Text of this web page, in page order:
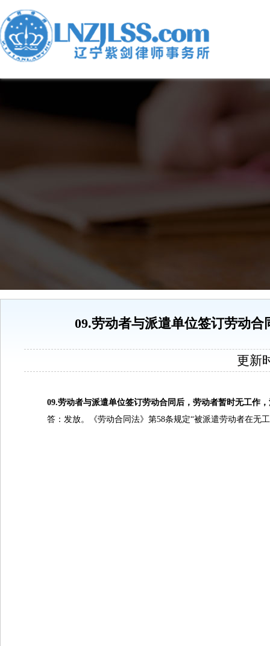
09.劳动者与派遣单位签订劳动
更新
09.劳动者与派遣单位签订劳动合同后，劳动者暂时无工作
答：发放。《劳动合同法》第58条规定“被派遣劳动者在无